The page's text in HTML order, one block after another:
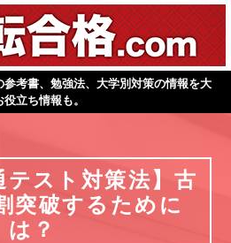
考書、勉強法、大学別対策の情報を大
立ち情報も。
テスト対策法】古
突破するために
は？